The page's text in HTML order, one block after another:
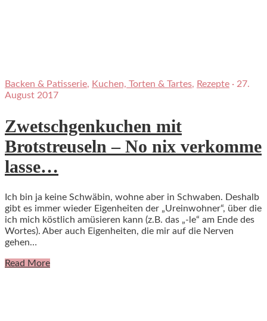
Backen & Patisserie, Kuchen, Torten & Tartes, Rezepte · 27.
August 2017
Zwetschgenkuchen mit
Brotstreuseln – No nix verkomme
lasse…
Ich bin ja keine Schwäbin, wohne aber in Schwaben. Deshalb
gibt es immer wieder Eigenheiten der „Ureinwohner“, über die
ich mich köstlich amüsieren kann (z.B. das „-le“ am Ende des
Wortes). Aber auch Eigenheiten, die mir auf die Nerven
gehen…
Read More